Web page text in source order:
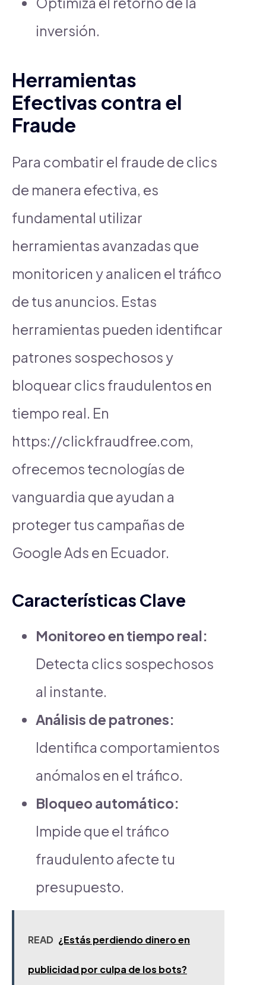
inversión.
Herramientas
Efectivas contra el
Fraude
Para combatir el fraude de clics
de manera efectiva, es
fundamental utilizar
herramientas avanzadas que
monitoricen y analicen el tráfico
de tus anuncios. Estas
herramientas pueden identificar
patrones sospechosos y
bloquear clics fraudulentos en
tiempo real. En
https://clickfraudfree.com,
ofrecemos tecnologías de
vanguardia que ayudan a
proteger tus campañas de
Google Ads en Ecuador.
Características Clave
Monitoreo en tiempo real:
Detecta clics sospechosos
al instante.
Análisis de patrones:
Identifica comportamientos
anómalos en el tráfico.
Bloqueo automático:
Impide que el tráfico
fraudulento afecte tu
presupuesto.
READ ¿Estás perdiendo dinero en
publicidad por culpa de los bots?